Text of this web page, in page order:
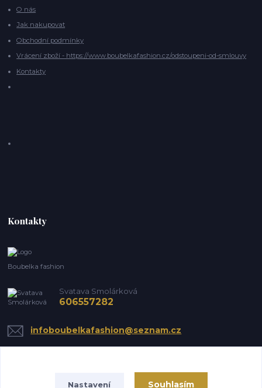
O nás
Jak nakupovat
Obchodní podmínky
Vrácení zboží - https://www.boubelkafashion.cz/odstoupeni-od-smlouvy
Kontakty
Kontakty
Boubelka fashion
Svatava Smolárková
606557282
infoboubelkafashion@seznam.cz
Nastavení Souhlasím